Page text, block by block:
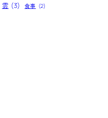
雲 (3) 食事 (2)